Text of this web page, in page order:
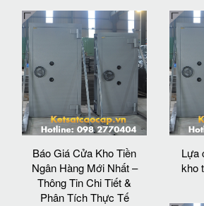
Báo Giá Cửa Kho Tiền
Ngân Hàng Mới Nhất –
Thông Tin Chi Tiết &
Phân Tích Thực Tế
Lựa
kho